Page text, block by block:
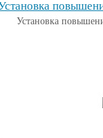
Установка